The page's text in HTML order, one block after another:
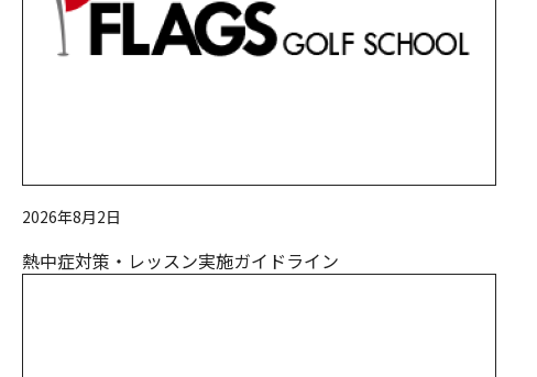
2026年8月2日
熱中症対策・レッスン実施ガイドライン